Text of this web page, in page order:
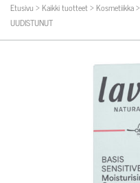
Etusivu >Kaikki tuotteet>Kosmetiikka>
UUDISTUNUT